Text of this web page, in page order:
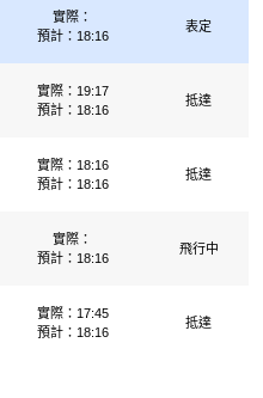
實際：
預計：18:16
表定
實際：19:17
預計：18:16
抵達
實際：18:16
預計：18:16
抵達
實際：
預計：18:16
飛行中
實際：17:45
預計：18:16
抵達